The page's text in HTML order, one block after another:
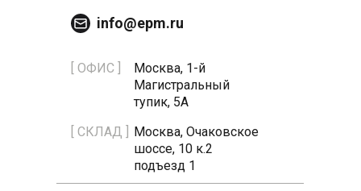
info@epm.ru
Москва, Очаковское
шоссе, 10 к.2
подъезд 1
[ СКЛАД ]
Москва, 1-й
Магистральный
тупик, 5А
[ ОФИС ]